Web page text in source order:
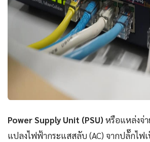
Power Supply Unit (PSU) หรือแหล่งจ่
แปลงไฟฟ้ากระแสสลับ (AC) จากปลั๊กไฟ